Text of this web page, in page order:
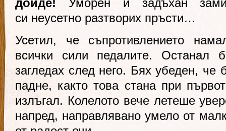
дойде! Уморен и задъхан
си неусетно разтворих пръсти…
Усетил, че съпротивлението
всички сили педалите.
загледах след него. Бях убеден,
падне, както това стана при
излъгал. Колелото вече летеше
напред, направлявано умело от